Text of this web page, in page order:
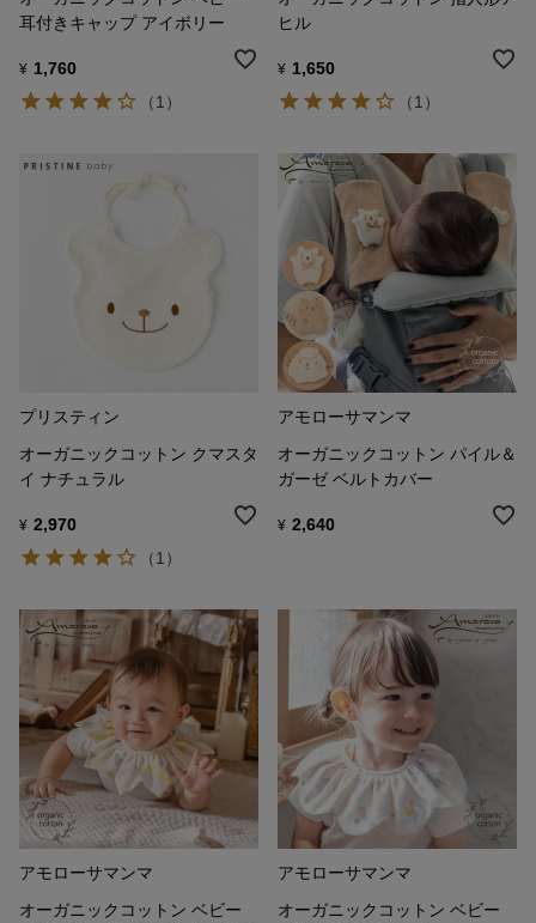
耳付きキャップ アイボリー
¥ 1,760
（1）
ヒル
¥ 1,650
（1）
プリスティン
オーガニックコットン クマスタ
イ ナチュラル
¥ 2,970
（1）
アモローサマンマ
オーガニックコットン パイル＆
ガーゼ ベルトカバー
¥ 2,640
アモローサマンマ
オーガニックコットン ベビー
アモローサマンマ
オーガニックコットン ベビー